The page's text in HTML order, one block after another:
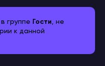
группе Гости , не
к данной